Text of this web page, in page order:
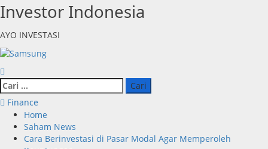
Skip
to
Investor Indonesia
AYO INVESTASI
Menu
Cari
untuk:
Finance
Home
Saham News
Cara Berinvestasi di Pasar Modal Agar Memperoleh